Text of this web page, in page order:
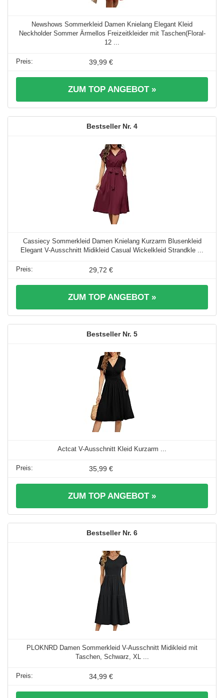
Newshows Sommerkleid Damen Knielang Elegant Kleid
Neckholder Sommer Ärmellos Freizeitkleider mit Taschen(Floral-
12 ...
39,99 €
ZUM TOP ANGEBOT »
4
Cassiecy Sommerkleid Damen Knielang Kurzarm Blusenkleid
Elegant V-Ausschnitt Midikleid Casual Wickelkleid Strandkle ...
29,72 €
ZUM TOP ANGEBOT »
5
Actcat V-Ausschnitt Kleid Kurzarm ...
35,99 €
ZUM TOP ANGEBOT »
6
PLOKNRD Damen Sommerkleid V-Ausschnitt Midikleid mit
Taschen, Schwarz, XL ...
34,99 €